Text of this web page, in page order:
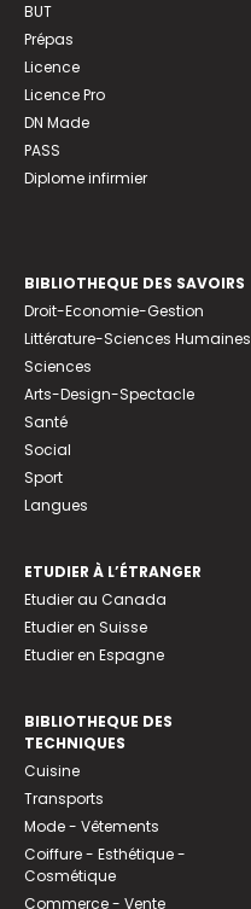
BUT
Prépas
Licence
Licence Pro
DN Made
PASS
Diplome infirmier
BIBLIOTHEQUE DES SAVOIRS
Droit-Economie-Gestion
Littérature-Sciences Humaines
Sciences
Arts-Design-Spectacle
Santé
Social
Sport
Langues
ETUDIER À L’ÉTRANGER
Etudier au Canada
Etudier en Suisse
Etudier en Espagne
BIBLIOTHEQUE DES
TECHNIQUES
Cuisine
Transports
Mode - Vêtements
Coiffure - Esthétique -
Cosmétique
Commerce - Vente